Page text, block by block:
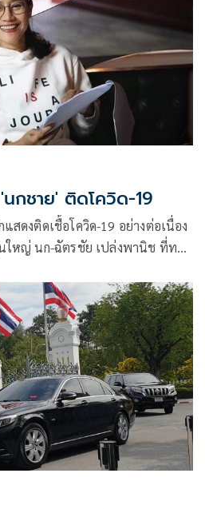
กชาย' ติดโควิด-19
สดงติดเชื้อโควิด-19 อย่างต่อเนื่อง
ใหญ่ นก-ฉัตรชัย เปล่งพานิช ที่ทาง